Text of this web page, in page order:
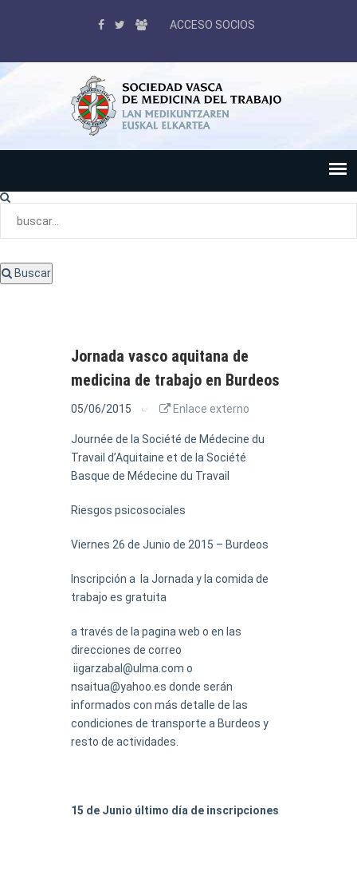
ACCESO SOCIOS
Buscar
Jornada vasco aquitana de
medicina de trabajo en Burdeos
05/06/2015 Enlace externo
Journée de la Société de Médecine du
Travail d’Aquitaine et de la Société
Basque de Médecine du Travail
Riesgos psicosociales
Viernes 26 de Junio de 2015 – Burdeos
Inscripción a la Jornada y la comida de
trabajo es gratuita
a través de la pagina web o en las
direcciones de correo
iigarzabal@ulma.com o
nsaitua@yahoo.es donde serán
informados con más detalle de las
condiciones de transporte a Burdeos y
resto de actividades.
15 de Junio último día de inscripciones